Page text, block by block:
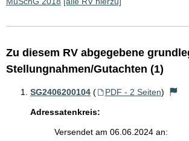
Zu diesem RV abgegebene
Stellungnahmen/Gutachten (1)
SG2406200104 ( PDF - 2 Seiten)
Adressatenkreis:
Versendet am 06.06.2024 an: